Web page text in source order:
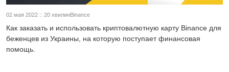
02 мая 2022 :: 20 хвилинBinance
Как заказать и использовать криптовалютную карту Binance для
беженцев из Украины, на которую поступает финансовая
помощь.